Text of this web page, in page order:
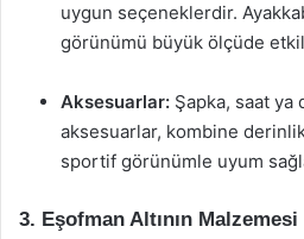
uygun seçeneklerdir.
görünümü büyük ölçüde
Aksesuarlar: Şapka, saat ya
aksesuarlar, kombine
sportif görünümle uyum
3. Eşofman Altının Malzemesi